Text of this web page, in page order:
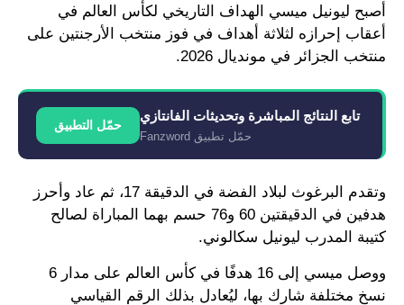
أصبح ليونيل ميسي الهداف التاريخي لكأس العالم في
أعقاب إحرازه لثلاثة أهداف في فوز منتخب الأرجنتين على
منتخب الجزائر في مونديال 2026.
تابع النتائج المباشرة وتحديثات الفانتازي
حمّل تطبيق Fanzword
حمّل التطبيق
وتقدم البرغوث لبلاد الفضة في الدقيقة 17، ثم عاد وأحرز
هدفين في الدقيقتين 60 و76 حسم بهما المباراة لصالح
كتيبة المدرب ليونيل سكالوني.
ووصل ميسي إلى 16 هدفًا في كأس العالم على مدار 6
نسخ مختلفة شارك بها، ليُعادل بذلك الرقم القياسي